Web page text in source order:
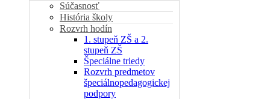
Súčasnosť
História školy
Rozvrh hodín
1. stupeň ZŠ a 2.
stupeň ZŠ
Špeciálne triedy
Rozvrh predmetov
špeciálnopedagogickej
podpory